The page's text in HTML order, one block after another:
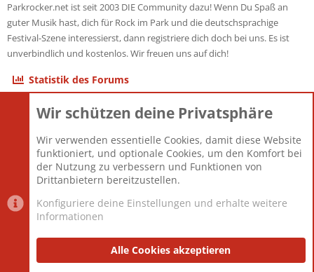
Parkrocker.net ist seit 2003 DIE Community dazu! Wenn Du Spaß an
guter Musik hast, dich für Rock im Park und die deutschsprachige
Festival-Szene interessierst, dann registriere dich doch bei uns. Es ist
unverbindlich und kostenlos. Wir freuen uns auf dich!
Statistik des Forums
Themen
Mitglieder
12.425
Neuestes Mitglied
Toddster85
Datenschutzerklärung Impressum
Wir schützen deine Privatsphäre
Wir verwenden essentielle Cookies, damit diese Website
funktioniert, und optionale Cookies, um den Komfort bei
der Nutzung zu verbessern und Funktionen von
Drittanbietern bereitzustellen.
Konfiguriere deine Einstellungen und erhalte weitere
Informationen
Alle Cookies akzeptieren